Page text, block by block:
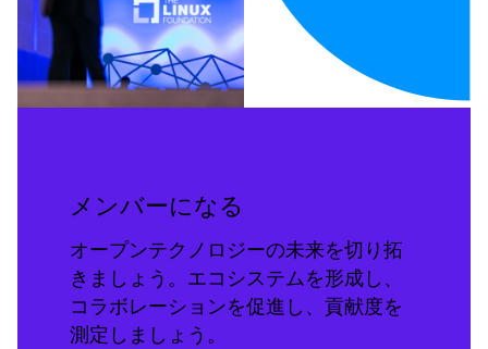
メンバーになる
オープンテクノロジーの未来を切り拓
きましょう。エコシステムを形成し、
コラボレーションを促進し、貢献度を
測定しましょう。